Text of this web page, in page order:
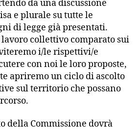
da una discussione
e plurale su tutte le
di legge già presentati.
lavoro collettivo comparato sui
i/le rispettivi/e
con noi le loro proposte,
apriremo un ciclo di ascolto
sul territorio che possano
della Commissione dovrà